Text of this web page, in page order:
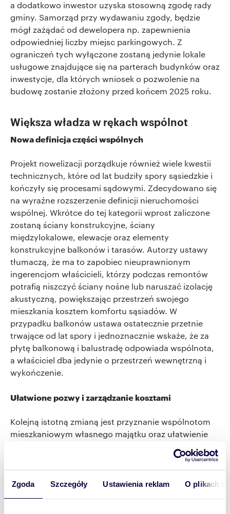
Zgoda Szczegóły Ustawienia reklam O plikach
a dodatkowo inwestor uzyska stosowną zgodę rady
gminy. Samorząd przy wydawaniu zgody, będzie
mógł zażądać od dewelopera np. zapewnienia
odpowiedniej liczby miejsc parkingowych. Z
ograniczeń tych wyłączone zostaną jedynie lokale
usługowe znajdujące się na parterach budynków oraz
inwestycje, dla których wniosek o pozwolenie na
budowę zostanie złożony przed końcem 2025 roku.
Większa władza w rękach wspólnot
Nowa definicja części wspólnych
Projekt nowelizacji porządkuje również wiele kwestii
technicznych, które od lat budziły spory sąsiedzkie i
kończyły się procesami sądowymi. Zdecydowano się
na wyraźne rozszerzenie definicji nieruchomości
wspólnej. Wkrótce do tej kategorii wprost zaliczone
zostaną ściany konstrukcyjne, ściany
międzylokalowe, elewacje oraz elementy
konstrukcyjne balkonów i tarasów. Autorzy ustawy
tłumaczą, że ma to zapobiec nieuprawnionym
ingerencjom właścicieli, którzy podczas remontów
potrafią niszczyć ściany nośne lub naruszać izolację
akustyczną, powiększając przestrzeń swojego
mieszkania kosztem komfortu sąsiadów. W
przypadku balkonów ustawa ostatecznie przetnie
trwające od lat spory i jednoznacznie wskaże, że za
płytę balkonową i balustradę odpowiada wspólnota,
a właściciel dba jedynie o przestrzeń wewnętrzną i
wykończenie.
Ułatwione pozwy i zarządzanie kosztami
Kolejną istotną zmianą jest przyznanie wspólnotom
mieszkaniowym własnego majątku oraz ułatwienie
aby wspólnota mogła pozwać firmę budowlaną z
tytułu rękojmi za wady części wspólnych, konieczne
było zebranie umów cesji od wszystkich właścicieli